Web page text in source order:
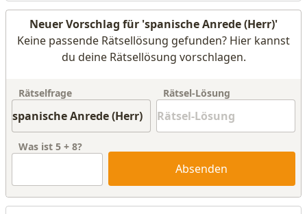
Neuer Vorschlag für 'spanische Anrede (Herr)'
Keine passende Rätsellösung gefunden? Hier kannst
du deine Rätsellösung vorschlagen.
Rätselfrage Rätsel-Lösung
Was ist 5 + 8?
Absenden